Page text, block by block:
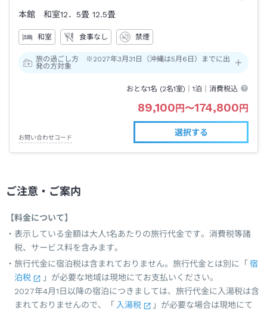
本館 和室12．5畳 12.5畳
和室 食事なし 禁煙
旅の過ごし方 ※2027年3月31日（沖縄は5月6日）までに出
発の方対象
おとな1名 (2名1室)｜1泊 ｜消費税込
89,100 円 〜174,800 円
お問い合わせコード
選択する
ご注意・ご案内
【料金について】
表示している金額は大人1名あたりの旅行代金です。消費税等諸
税、サービス料を含みます。
旅行代金に宿泊税は含まれておりません。旅行代金とは別に「 宿
泊税
」が必要な地域は現地にてお支払いください。
2027年4月1日以降の宿泊につきましては、旅行代金に入湯税は含
まれておりませんので、「 入湯税
」が必要な場合は現地にて